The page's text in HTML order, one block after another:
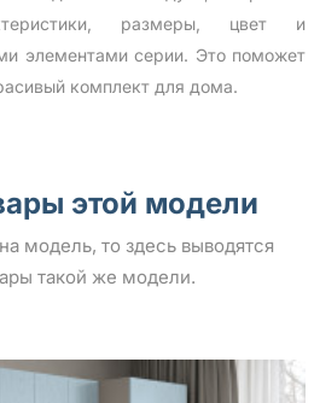
размеры, цвет и
элементами серии. Это поможет
комплект для дома.
этой модели
модель, то здесь выводятся
такой же модели.